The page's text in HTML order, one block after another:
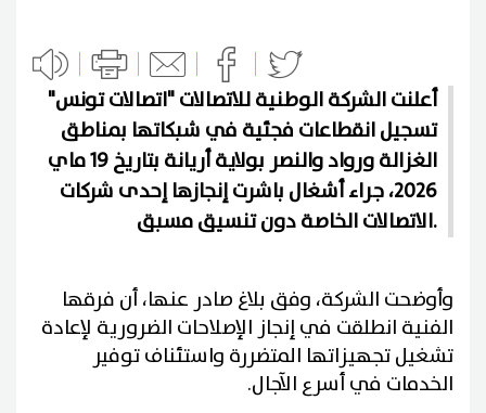
أعلنت الشركة الوطنية للاتصالات "اتصالات تونس"
تسجيل انقطاعات فجئية في شبكاتها بمناطق
الغزالة ورواد والنصر بولاية أريانة بتاريخ 19 ماي
2026، جراء أشغال باشرت إنجازها إحدى شركات
الاتصالات الخاصة دون تنسيق مسبق.
وأوضحت الشركة، وفق بلاغ صادر عنها، أن فرقها
الفنية انطلقت في إنجاز الإصلاحات الضرورية لإعادة
تشغيل تجهيزاتها المتضررة واستئناف توفير
الخدمات في أسرع الآجال.